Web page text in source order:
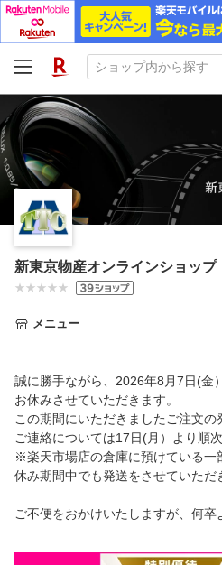
新東京物産オンラインショップ
メニュー
誠に勝手ながら、2026年8月7日(
お休みさせていただきます。
この期間にいただきましたご注文
ご連絡については17日(月）より順
※楽天市場店の倉庫に預けている一
休み期間中でも発送をさせていただ
ご不便をおかけいたしますが、何卒